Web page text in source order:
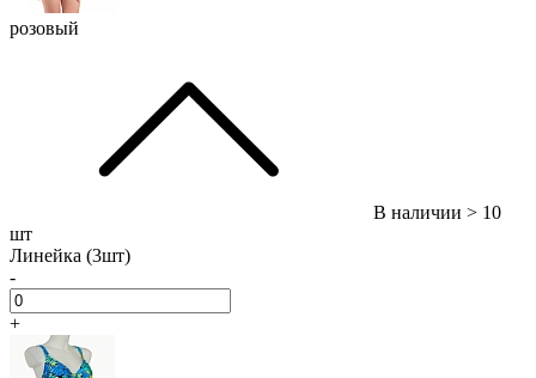
розовый
В наличии > 10
шт
Линейка (3шт)
-
+